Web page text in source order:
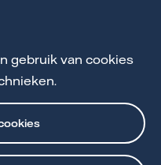
gebruik van cookies